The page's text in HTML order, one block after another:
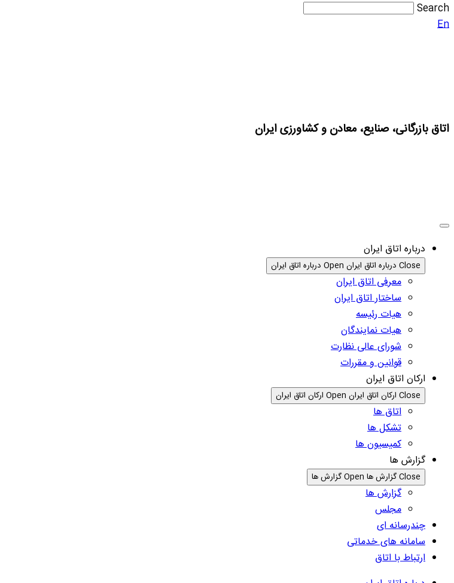
Search
En
اتاق بازرگانی، صنایع، معادن و کشاورزی ایران
درباره اتاق ایران
Close درباره اتاق ایران Open درباره اتاق ایران
معرفی اتاق ایران
ساختار اتاق ایران
هیات رئیسه
هیات نمایندگان
شورای عالی نظارت
قوانین و مقررات
ارکان اتاق ایران
Close ارکان اتاق ایران Open ارکان اتاق ایران
اتاق ها
تشکل ها
کمیسیون ها
گزارش ها
Close گزارش ها Open گزارش ها
گزارش ها
مجلس
چندرسانه ای
سامانه های خدماتی
ارتباط با اتاق